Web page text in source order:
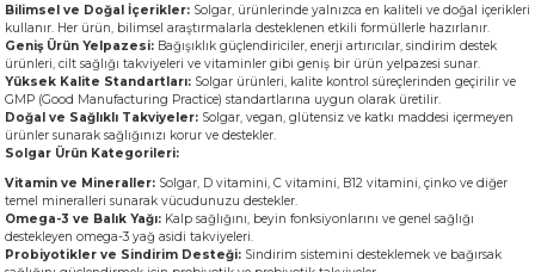
Bilimsel ve Doğal İçerikler: Solgar, ürünlerinde yalnızca en kaliteli ve doğal içerikleri
kullanır. Her ürün, bilimsel araştırmalarla desteklenen etkili formüllerle hazırlanır.
Geniş Ürün Yelpazesi: Bağışıklık güçlendiriciler, enerji artırıcılar, sindirim destek
ürünleri, cilt sağlığı takviyeleri ve vitaminler gibi geniş bir ürün yelpazesi sunar.
Yüksek Kalite Standartları: Solgar ürünleri, kalite kontrol süreçlerinden geçirilir ve
GMP (Good Manufacturing Practice) standartlarına uygun olarak üretilir.
Doğal ve Sağlıklı Takviyeler: Solgar, vegan, glütensiz ve katkı maddesi içermeyen
ürünler sunarak sağlığınızı korur ve destekler.
Solgar Ürün Kategorileri:
Vitamin ve Mineraller: Solgar, D vitamini, C vitamini, B12 vitamini, çinko ve diğer
temel mineralleri sunarak vücudunuzu destekler.
Omega-3 ve Balık Yağı: Kalp sağlığını, beyin fonksiyonlarını ve genel sağlığı
destekleyen omega-3 yağ asidi takviyeleri.
Probiyotikler ve Sindirim Desteği: Sindirim sistemini desteklemek ve bağırsak